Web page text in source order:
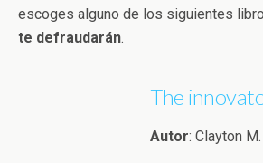
escoges alguno de los siguientes
te defraudarán.
The
Autor: Clayton